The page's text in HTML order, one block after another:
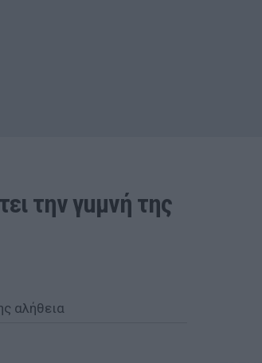
την γuμνή της